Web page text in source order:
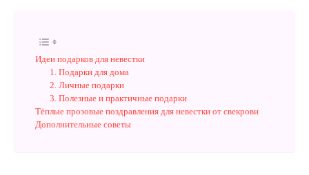
Идеи подарков для невестки
1. Подарки для дома
2. Личные подарки
3. Полезные и практичные подарки
Тёплые прозовые поздравления для невестки от свекрови
Дополнительные советы